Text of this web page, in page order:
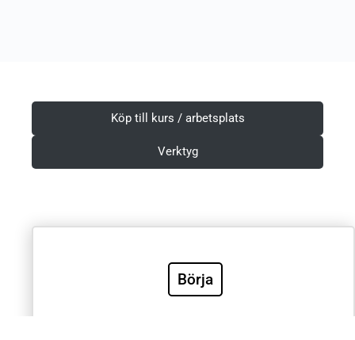
Köp till kurs / arbetsplats
Verktyg
Börja